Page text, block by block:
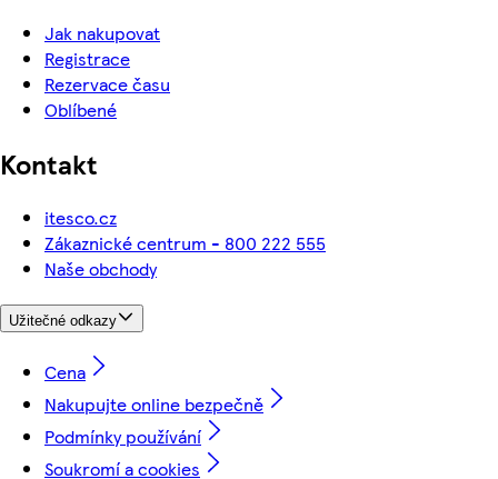
Jak nakupovat
Registrace
Rezervace času
Oblíbené
Kontakt
itesco.cz
Zákaznické centrum - 800 222 555
Naše obchody
Užitečné odkazy
Cena
Nakupujte online bezpečně
Podmínky používání
Soukromí a cookies